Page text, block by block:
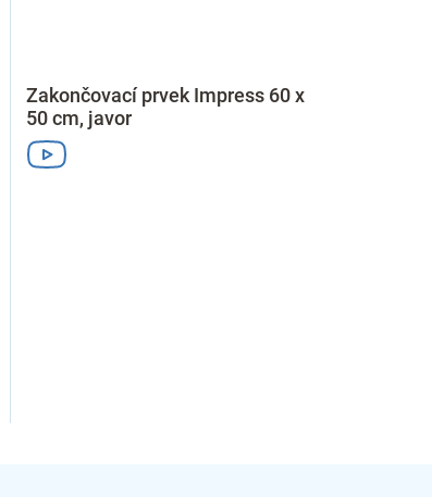
Zakončovací prvek Impress 60 x
50 cm, javor